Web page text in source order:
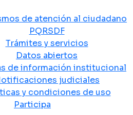
de atención al ciudadano
PQRSDF
Trámites y servicios
Datos abiertos
de información institucional
judiciales
y condiciones de uso
Participa